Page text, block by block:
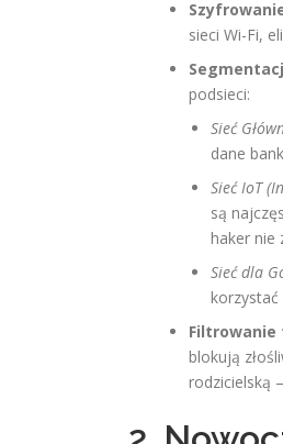
sieci Wi-Fi,
podsieci:
Sieć
dane
Sieć IoT
są
haker nie
Sieć dla
Filtrowanie
blokują
rodzicielską